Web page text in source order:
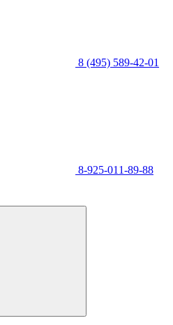
8 (495) 589-42-01
8-925-011-89-88